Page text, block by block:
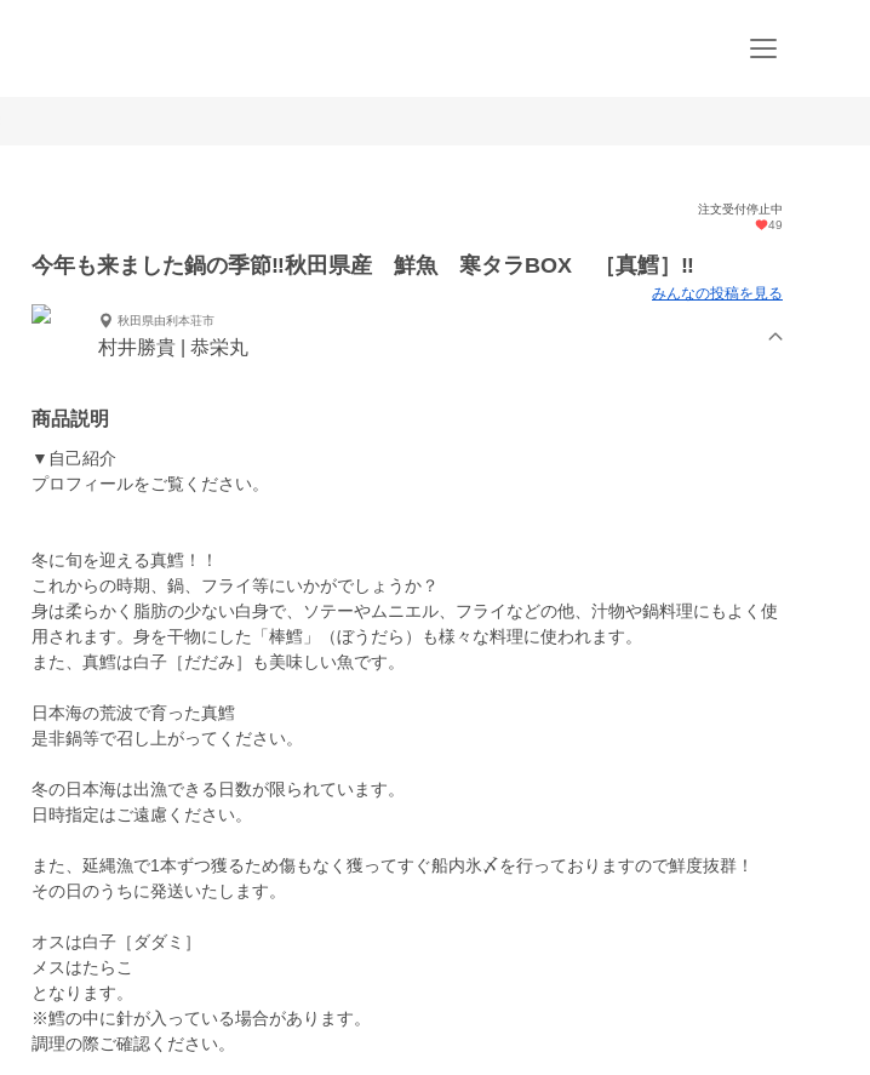
注文受付停止中
49
今年も来ました鍋の季節‼️秋田県産 鮮魚 寒タラBOX ［真鱈］‼️
みんなの投稿を見る
秋田県由利本荘市
村井勝貴 | 恭栄丸
商品説明
▼自己紹介
プロフィールをご覧ください。
冬に旬を迎える真鱈！！
これからの時期、鍋、フライ等にいかがでしょうか？
身は柔らかく脂肪の少ない白身で、ソテーやムニエル、フライなどの他、汁物や鍋料理にもよく使
用されます。身を干物にした「棒鱈」（ぼうだら）も様々な料理に使われます。
また、真鱈は白子［だだみ］も美味しい魚です。
日本海の荒波で育った真鱈
是非鍋等で召し上がってください。
冬の日本海は出漁できる日数が限られています。
日時指定はご遠慮ください。
また、延縄漁で1本ずつ獲るため傷もなく獲ってすぐ船内氷〆を行っておりますので鮮度抜群！
その日のうちに発送いたします。
オスは白子［ダダミ］
メスはたらこ
となります。
※鱈の中に針が入っている場合があります。
調理の際ご確認ください。